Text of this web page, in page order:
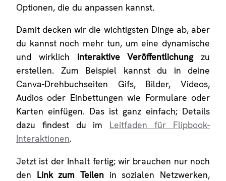
Optionen, die du anpassen kannst.
Damit decken wir die wichtigsten Dinge ab, aber
du kannst noch mehr tun, um eine dynamische
und wirklich interaktive Veröffentlichungzu
erstellen. Zum Beispiel kannst du in deine
Canva-Drehbuchseiten Gifs, Bilder, Videos,
Audios oder Einbettungen wie Formulare oder
Karten einfügen. Das ist ganz einfach; Details
dazu findest du im Leitfaden für Flipbook-
Interaktionen.
Jetzt ist der Inhalt fertig; wir brauchen nur noch
den Link zum Teilen in sozialen Netzwerken,